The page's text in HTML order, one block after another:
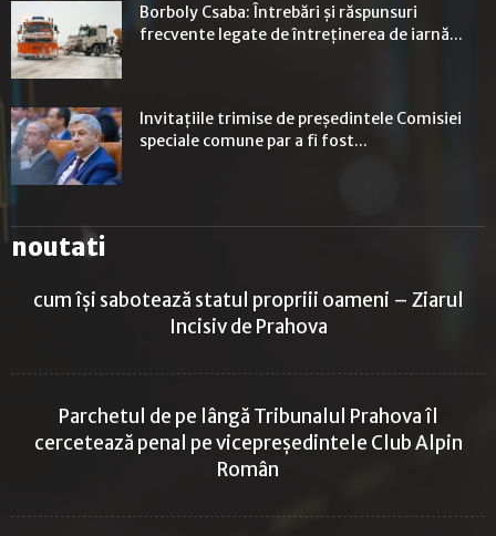
Borboly Csaba: Întrebări și răspunsuri
frecvente legate de întreținerea de iarnă...
Invitaţiile trimise de preşedintele Comisiei
speciale comune par a fi fost...
noutati
cum își sabotează statul propriii oameni – Ziarul
Incisiv de Prahova
Parchetul de pe lângă Tribunalul Prahova îl
cercetează penal pe vicepreședintele Club Alpin
Român